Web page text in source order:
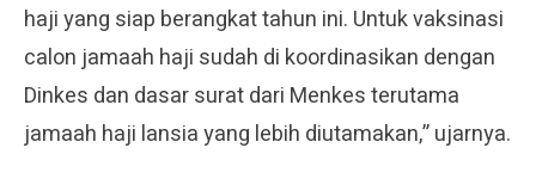
haji yang siap berangkat tahun ini. Untuk vaksinasi
calon jamaah haji sudah di koordinasikan dengan
Dinkes dan dasar surat dari Menkes terutama
jamaah haji lansia yang lebih diutamakan,” ujarnya.